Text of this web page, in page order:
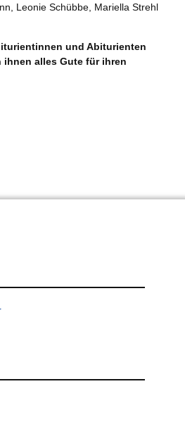
Leonie Schübbe, Mariella Strehl
und Abiturienten
alles Gute für ihren